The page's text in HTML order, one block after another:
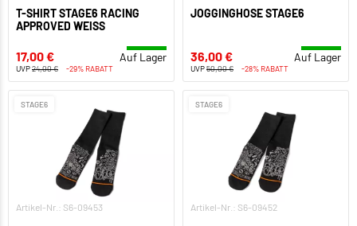
T-SHIRT STAGE6 RACING
APPROVED WEISS
17,00 € Auf Lager
UVP24,00 € -29% RABATT
JOGGINGHOSE STAGE6
36,00 € Auf Lager
UVP50,00 € -28% RABATT
STAGE6
Artikel-Nr.: S6-09453
STAGE6
Artikel-Nr.: S6-09452